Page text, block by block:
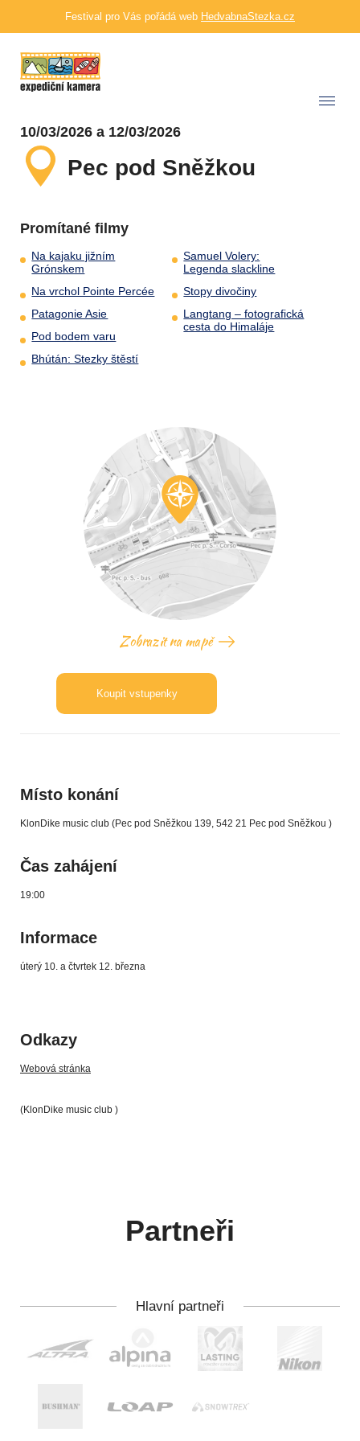
Festival pro Vás pořádá web HedvabnaStezka.cz
10/03/2026 a 12/03/2026
Pec pod Sněžkou
Promítané filmy
Na kajaku jižním
Grónskem
Na vrchol Pointe Percée
Patagonie Asie
Pod bodem varu
Bhútán: Stezky štěstí
Samuel Volery:
Legenda slackline
Stopy divočiny
Langtang – fotografická
cesta do Himaláje
Zobrazit na mapě
Koupit vstupenky
Místo konání
KlonDike music club (Pec pod Sněžkou 139, 542 21 Pec pod Sněžkou )
Čas zahájení
19:00
Informace
úterý 10. a čtvrtek 12. března
Odkazy
Webová stránka
(KlonDike music club )
Partneři